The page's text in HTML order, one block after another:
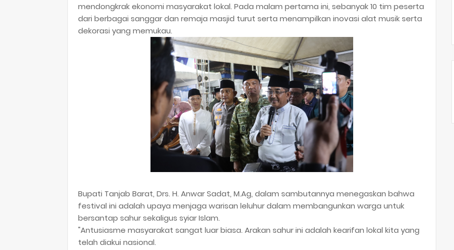
mendongkrak ekonomi masyarakat lokal. Pada malam pertama ini, sebanyak 10 tim peserta
dari berbagai sanggar dan remaja masjid turut serta menampilkan inovasi alat musik serta
dekorasi yang memukau.
​Bupati Tanjab Barat, Drs. H. Anwar Sadat, M.Ag, dalam sambutannya menegaskan bahwa
festival ini adalah upaya menjaga warisan leluhur dalam membangunkan warga untuk
bersantap sahur sekaligus syiar Islam.
​"Antusiasme masyarakat sangat luar biasa. Arakan sahur ini adalah kearifan lokal kita yang
telah diakui nasional.